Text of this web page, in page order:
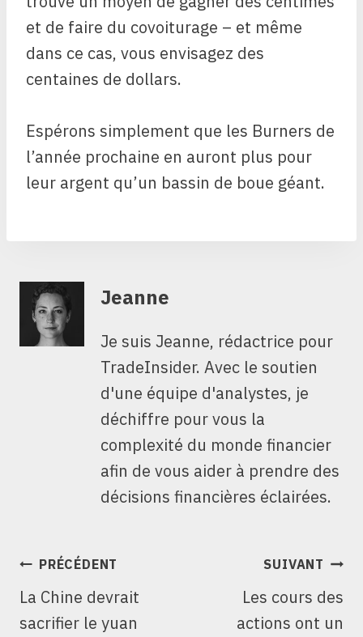
et de faire du covoiturage – et même
dans ce cas, vous envisagez des
centaines de dollars.
Espérons simplement que les Burners de
l’année prochaine en auront plus pour
leur argent qu’un bassin de boue géant.
Jeanne
Je suis Jeanne, rédactrice pour
TradeInsider. Avec le soutien
d'une équipe d'analystes, je
déchiffre pour vous la
complexité du monde financier
afin de vous aider à prendre des
décisions financières éclairées.
NAVIGATION
L’ARTICLE
PRÉCÉDENT
La Chine devrait
sacrifier le yuan
SUIVANT
Les cours des
actions ont un